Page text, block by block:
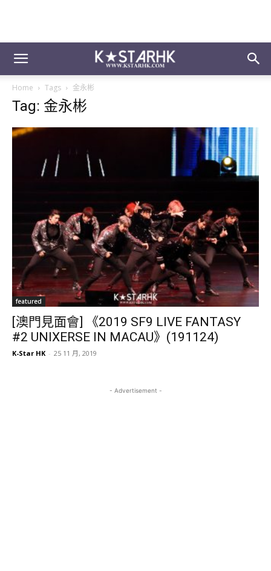
Home Tags 金永彬
Tag: 金永彬
featured
[澳門見面會] 《2019 SF9 LIVE FANTASY
#2 UNIXERSE IN MACAU》(191124)
K-Star HK - 25 11 月, 2019
- Advertisement -